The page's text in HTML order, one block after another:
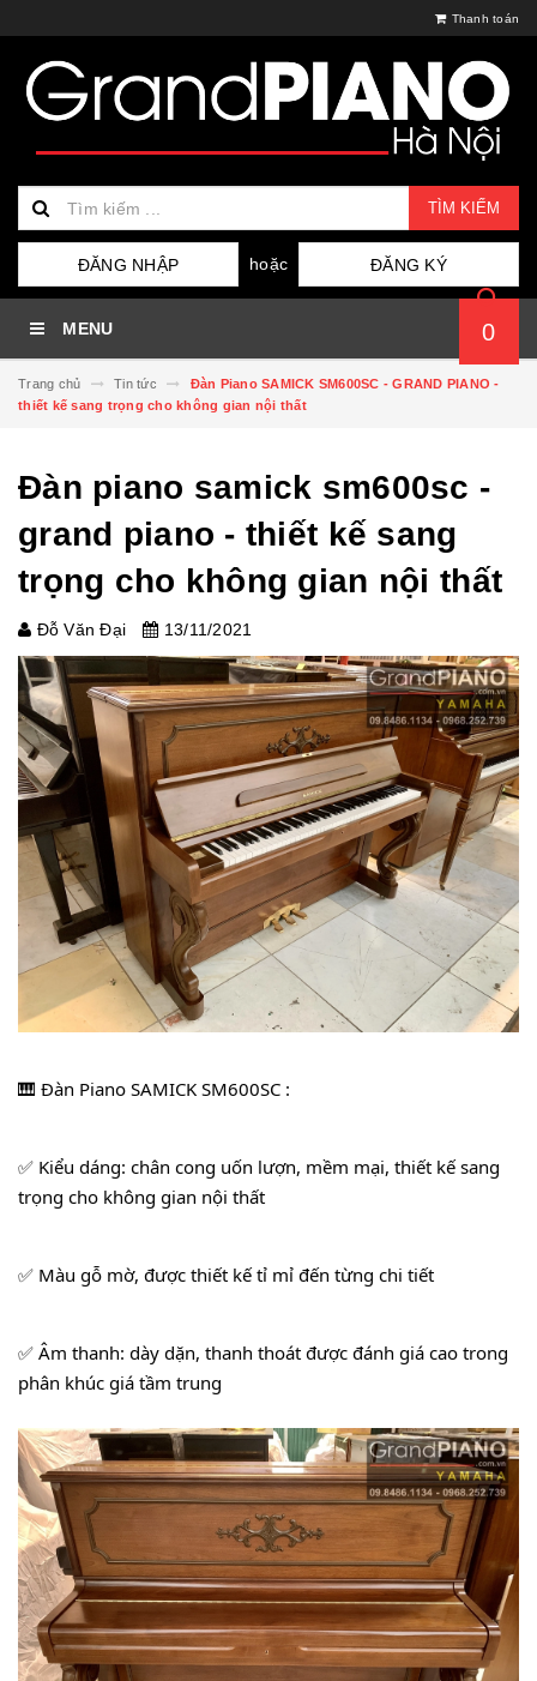
Thanh toán
TÌM KIẾM
ĐĂNG NHẬP hoặc ĐĂNG KÝ
MENU 0
Trang chủ Tin tức
Đàn Piano SAMICK SM600SC - GRAND PIANO -
thiết kế sang trọng cho không gian nội thất
Đàn piano samick sm600sc -
grand piano - thiết kế sang
trọng cho không gian nội thất
Đỗ Văn Đại 13/11/2021
🎹 Đàn Piano SAMICK SM600SC :
✅ Kiểu dáng: chân cong uốn lượn, mềm mại, thiết kế sang
trọng cho không gian nội thất
✅ Màu gỗ mờ, được thiết kế tỉ mỉ đến từng chi tiết
✅ Âm thanh: dày dặn, thanh thoát được đánh giá cao trong
phân khúc giá tầm trung